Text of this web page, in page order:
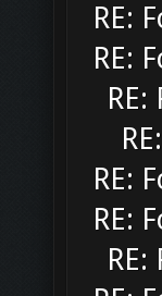
RE:
RE:
RE:
RE: